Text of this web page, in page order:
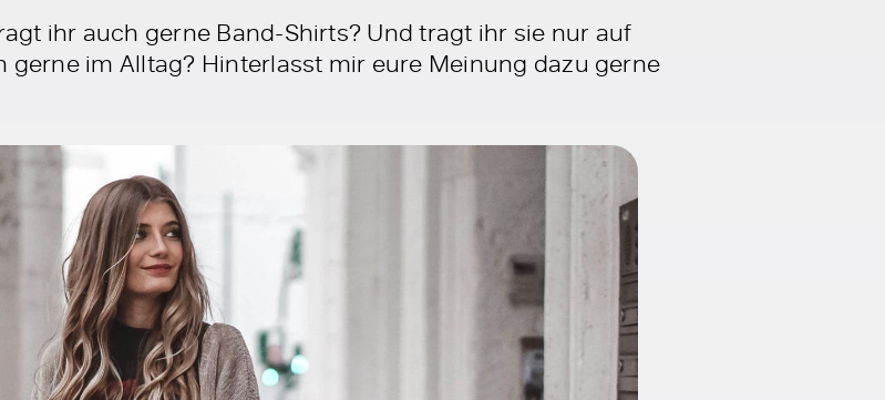
ihr auch gerne Band-Shirts? Und tragt ihr sie nur auf
gerne im Alltag? Hinterlasst mir eure Meinung dazu gerne